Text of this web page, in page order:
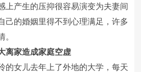
上产生的压抑很容易演变为夫妻间
己的婚姻里得不到心理满足，许多
。
离家造成家庭空虚
女儿去年上了外地的大学，每天